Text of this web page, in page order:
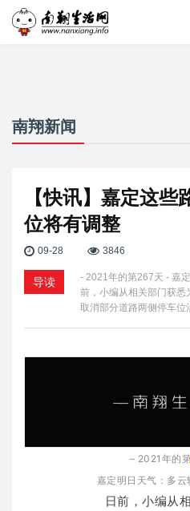
南翔新闻
【快讯】嘉定这些
位将有调整
09-28 3846
导读
- 2021年的第267天 - 嘉
前，小编从相关部门获悉
取消部分道路两侧停车
– 2021年的
嘉定明日天气：多云
日前，小编从